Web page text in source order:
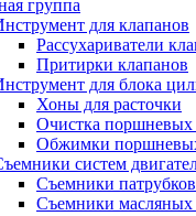
группа
для клапанов
Рассухариватели
Притирки клапанов
для блока
Хоны для расточки
Очистка поршневых
Обжимки
систем
Съемники патрубков
Съемники масляных